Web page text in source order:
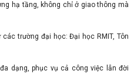
hạ tầng, không chỉ ở giao thông mà
trường đại học: Đại học RMIT, Tôn
dạng, phục vụ cả công việc lẫn đời